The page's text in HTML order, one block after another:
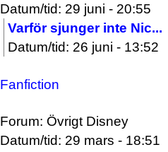
Datum/tid: 29 juni - 20:55
Varför sjunger inte Nic...
Datum/tid: 26 juni - 13:52
Fanfiction
Forum: Övrigt Disney
Datum/tid: 29 mars - 18:51